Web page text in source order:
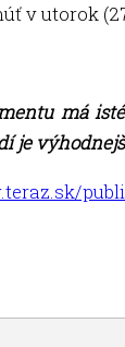
v utorok
má
je